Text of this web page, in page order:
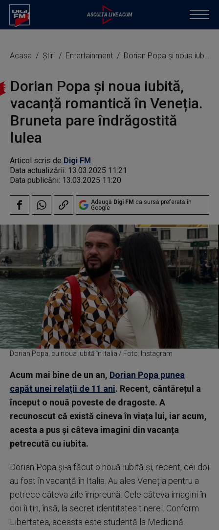
Acasa Știri Entertainment Dorian Popa și noua iubită, vacanță romantică în Veneția. Bruneta pare îndrăgostită lulea
Dorian Popa și noua iubită,
vacanță romantică în Veneția.
Bruneta pare îndrăgostită
lulea
Articol scris de Digi FM
Data actualizării: 13.03.2025 11:21
Data publicării: 13.03.2025 11:20
Adaugă Digi FM ca sursă preferată în
Google
Dorian Popa, cu noua iubită în Italia / Foto: Instagram
Acum mai bine de un an, Dorian Popa punea
capăt unei relații de 11 ani. Recent, cântărețul a
început o nouă poveste de dragoste. A
recunoscut că există cineva în viața lui, iar acum,
acesta a pus și câteva imagini din vacanța
petrecută cu iubita.
Dorian Popa și-a făcut o nouă iubită și, recent, cei doi
au fost în vacanță în Italia. Au ales Veneția pentru a
petrece câteva zile împreună. Cele câteva imagini în
doi îi țin, însă, la secret identitatea tinerei. Conform
Libertatea, aceasta este studentă la Medicină.